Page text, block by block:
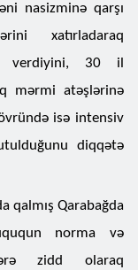
nasizminə qarşı
xatırladaraq
verdiyini, 30 il
mərmi atəşlərinə
isə intensiv
diqqətə
qalmış Qarabağda
norma və
zidd olaraq